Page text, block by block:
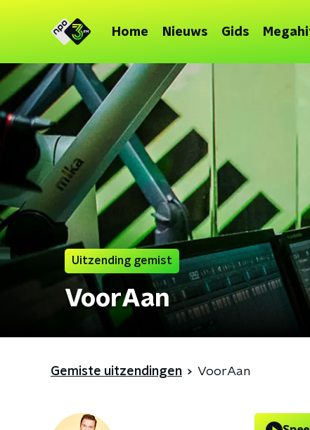
Home Nieuws Gids
Uitzending gemist
VoorAan
Gemiste uitzendingen VoorAan